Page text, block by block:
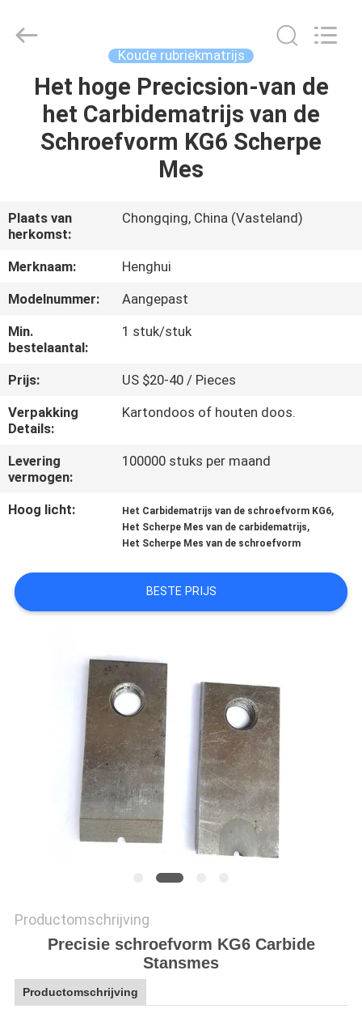
HUIS
PRODUCTEN
ONGEVEER
ONS
FABRIEKSREIS
KWALITEITSCONTROLE
CONTACTEER
ONS
NIEUWS
OM EEN
CITAAT
SITEMAP
PRIVACYBELEID
Limited.
Reserved.
Koude rubriekmatrijs
Het hoge Precicsion-van de
het Carbidematrijs van de
Schroefvorm KG6 Scherpe
Mes
Plaats van
herkomst:
Chongqing, China (Vasteland)
Merknaam:
Henghui
Modelnummer:
Aangepast
Min.
bestelaantal:
1 stuk/stuk
Prijs:
US $20-40 / Pieces
Verpakking
Details:
Kartondoos of houten doos.
Levering
vermogen:
100000 stuks per maand
Hoog licht: Het Carbidematrijs van de schroefvorm KG6,
Het Scherpe Mes van de carbidematrijs,
Het Scherpe Mes van de schroefvorm
BESTE PRIJS
Productomschrijving
Precisie schroefvorm KG6 Carbide
Stansmes
Productomschrijving